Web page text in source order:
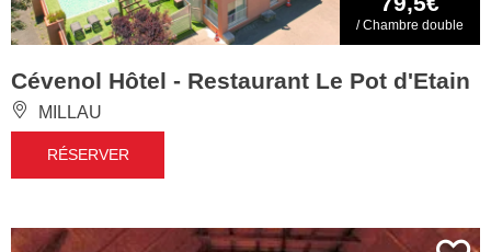
/ Chambre double
Cévenol Hôtel - Restaurant Le Pot d'Etain
MILLAU
RÉSERVER